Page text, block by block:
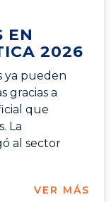
EN
2026
ya pueden
gracias a
que
La
al sector
VER MÁS